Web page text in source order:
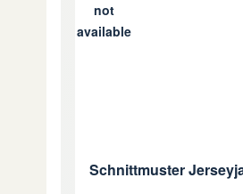
not
available
Schnittmuster